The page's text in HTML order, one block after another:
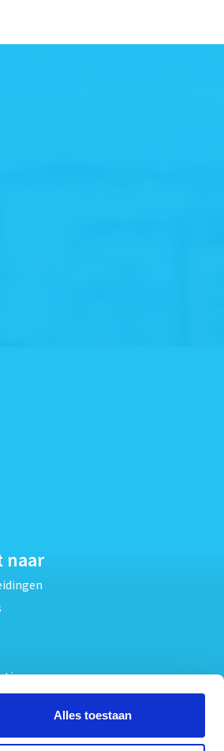
Alles toestaan
naar
voorwaarden